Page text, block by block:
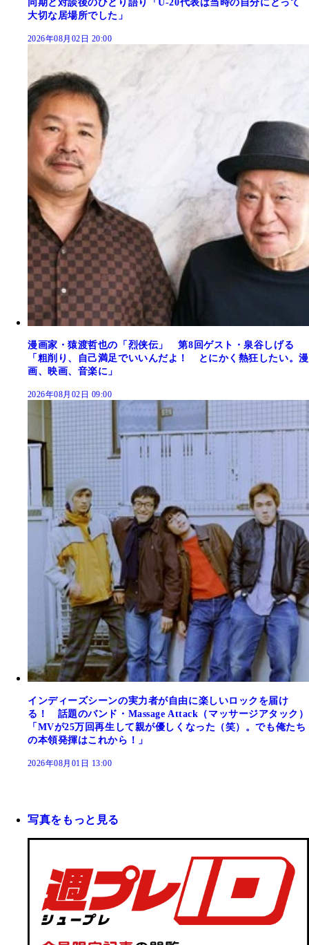
同期と対談後のひとり語り「U-20代表は当時の自分にとって
大切な居場所でした」
2026年08月02日 20:00
漫画家・猿渡哲也の「烈侠伝」 第8回ゲスト・泉谷しげる
「粗削り、自己満足でいいんだよ！ とにかく熱狂したい。漫
画、映画、音楽に」
2026年08月02日 09:00
インディーズシーンの実力者が自由に楽しいロックを届け
る！ 話題のバンド・Massage Attack（マッサージアタック）
「MVが25万回再生して親が優しくなった（笑）。でも俺たち
の本領発揮はこれから！」
2026年08月01日 13:00
写真をもっと見る